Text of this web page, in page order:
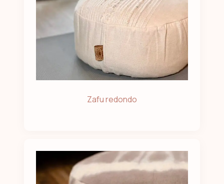
Zafu redondo